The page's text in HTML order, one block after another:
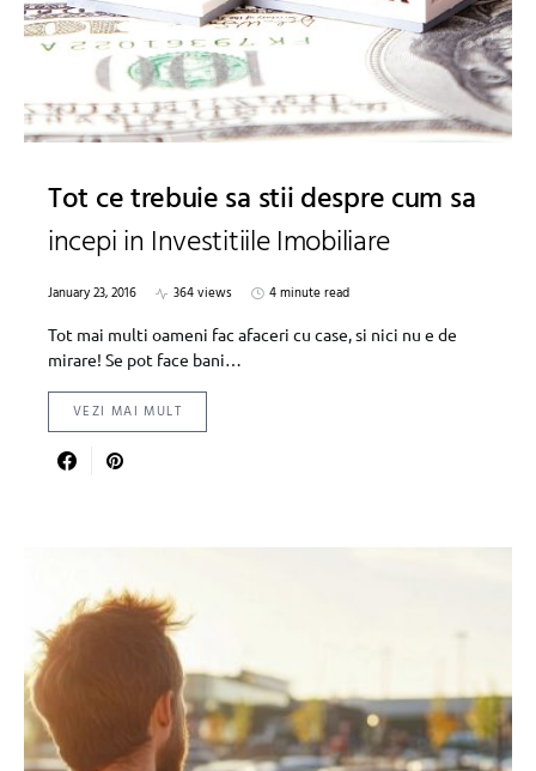
Tot ce trebuie sa stii despre cum sa
incepi in Investitiile Imobiliare
January 23, 2016 364 views
4 minute read
Tot mai multi oameni fac afaceri cu case, si nici nu e de
mirare! Se pot face bani…
VEZI MAI MULT